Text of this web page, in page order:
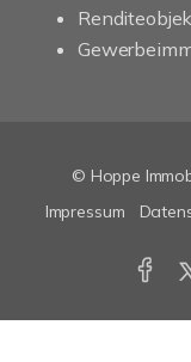
© Hoppe
Impressum